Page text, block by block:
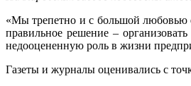
«Мы трепетно и с большой любовью
правильное решение –
недооцененную роль в жизни
Газеты и журналы оценивались с